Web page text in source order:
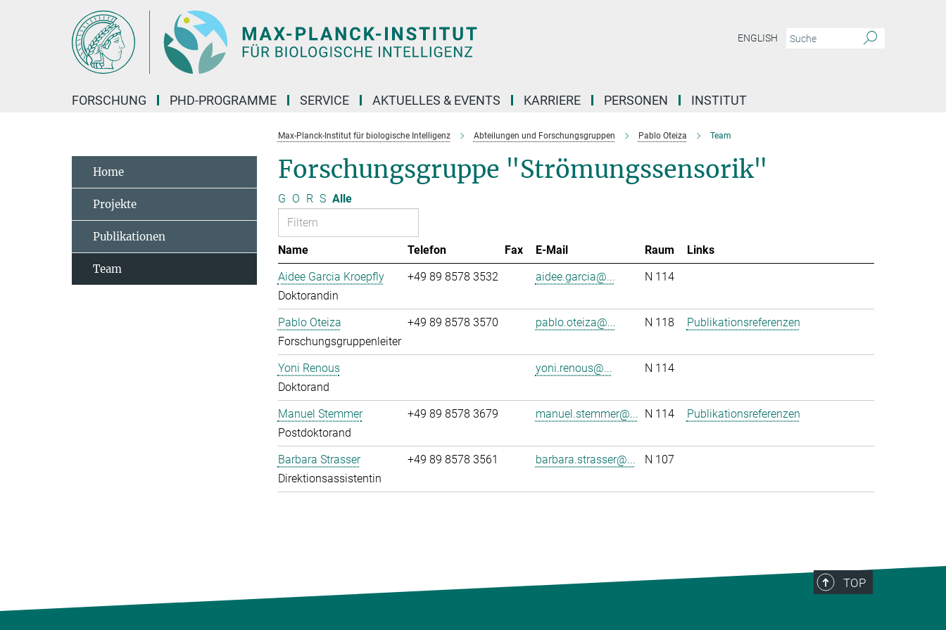
ENGLISH
FORSCHUNG PHD-PROGRAMME SERVICE AKTUELLES & EVENTS KARRIERE PERSONEN INSTITUT
Max-Planck-Institut für biologische Intelligenz Abteilungen und Forschungsgruppen Pablo Oteiza Team
Forschungsgruppe "Strömungssensorik"
G O R S Alle
Name Telefon Fax E-Mail Raum
Links
Aidee Garcia Kroepfly
Doktorandin
+49 89 8578 3532 aidee.garcia@... N 114
Pablo Oteiza
Forschungsgruppenleiter
+49 89 8578 3570 pablo.oteiza@... N 118 Publikationsreferenzen
Yoni Renous
Doktorand
yoni.renous@... N 114
Manuel Stemmer
Postdoktorand
+49 89 8578 3679 manuel.stemmer@... N 114 Publikationsreferenzen
Barbara Strasser
Direktionsassistentin
+49 89 8578 3561 barbara.strasser@... N 107
Home
Projekte
Publikationen
Team
TOP